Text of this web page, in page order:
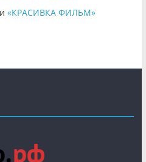
«КРАСИВКА ФИЛЬМ»